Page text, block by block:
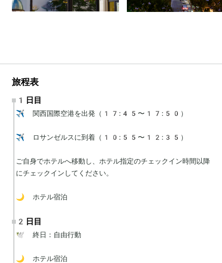
旅程表
1日目
✈️ 関西国際空港を出発（17:45〜17:50）
✈️ ロサンゼルスに到着（10:55〜12:35）
ご自身でホテルへ移動し、ホテル指定のチェックイン時間以降
にチェックインしてください。
🌙 ホテル宿泊
2日目
🕊 終日：自由行動
🌙 ホテル宿泊